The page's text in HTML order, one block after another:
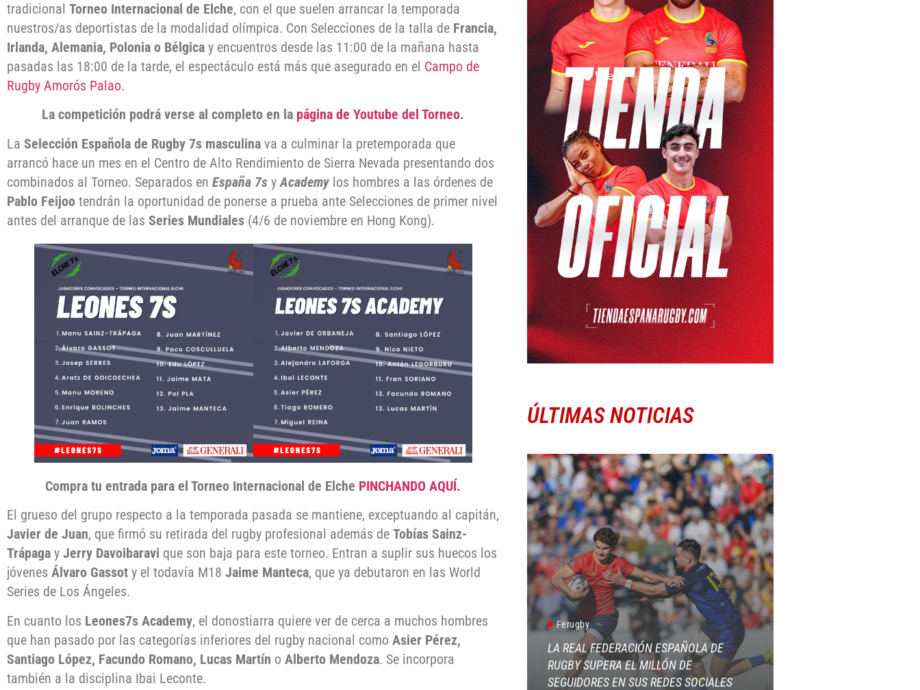
tradicional Torneo Internacional de Elche, con el que suelen arrancar la temporada
nuestros/as deportistas de la modalidad olímpica. Con Selecciones de la talla de Francia,
Irlanda, Alemania, Polonia o Bélgica y encuentros desde las 11:00 de la mañana hasta
pasadas las 18:00 de la tarde, el espectáculo está más que asegurado en el Campo de
Rugby Amorós Palao.
La competición podrá verse al completo en la página de Youtube del Torneo.
La Selección Española de Rugby 7s masculina va a culminar la pretemporada que
arrancó hace un mes en el Centro de Alto Rendimiento de Sierra Nevada presentando dos
combinados al Torneo. Separados en España 7s y Academy los hombres a las órdenes de
Pablo Feijoo tendrán la oportunidad de ponerse a prueba ante Selecciones de primer nivel
antes del arranque de las Series Mundiales (4/6 de noviembre en Hong Kong).
Compra tu entrada para el Torneo Internacional de Elche PINCHANDO AQUÍ.
El grueso del grupo respecto a la temporada pasada se mantiene, exceptuando al capitán,
Javier de Juan, que firmó su retirada del rugby profesional además de Tobías Sainz-
Trápaga y Jerry Davoibaravi que son baja para este torneo. Entran a suplir sus huecos los
jóvenes Álvaro Gassot y el todavía M18 Jaime Manteca, que ya debutaron en las World
Series de Los Ángeles.
En cuanto los Leones7s Academy, el donostiarra quiere ver de cerca a muchos hombres
que han pasado por las categorías inferiores del rugby nacional como Asier Pérez,
Santiago López, Facundo Romano, Lucas Martín o Alberto Mendoza. Se incorpora
también a la disciplina Ibai Leconte.
ÚLTIMAS NOTICIAS
Ferugby
LA REAL FEDERACIÓN ESPAÑOLA DE
RUGBY SUPERA EL MILLÓN DE
SEGUIDORES EN SUS REDES SOCIALES